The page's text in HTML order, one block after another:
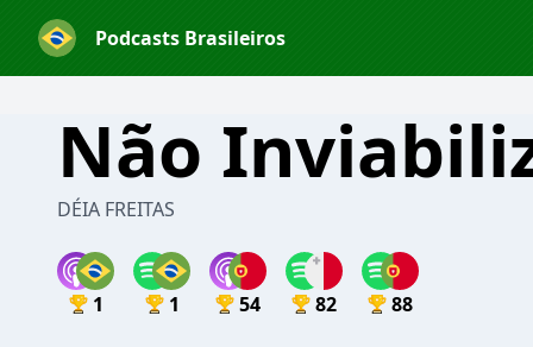
Podcasts Brasileiros
Não
DÉIA FREITAS
1 1 54 82 88